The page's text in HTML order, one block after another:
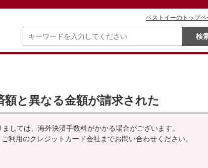
額と異なる金額が請求された
しては、海外決済手数料がかかる場合がございます。
利用のクレジットカード会社までお問い合わせください。
ベストイーのトップペ